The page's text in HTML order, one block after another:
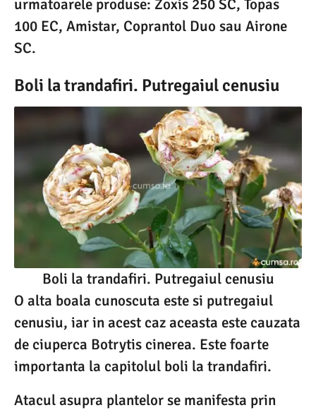
urmatoarele produse: Zoxis 250 SC, Topas
100 EC, Amistar, Coprantol Duo sau Airone
SC.
Boli la trandafiri. Putregaiul cenusiu
Boli la trandafiri. Putregaiul cenusiu
O alta boala cunoscuta este si putregaiul
cenusiu, iar in acest caz aceasta este cauzata
de ciuperca Botrytis cinerea. Este foarte
importanta la capitolul boli la trandafiri.
Atacul asupra plantelor se manifesta prin